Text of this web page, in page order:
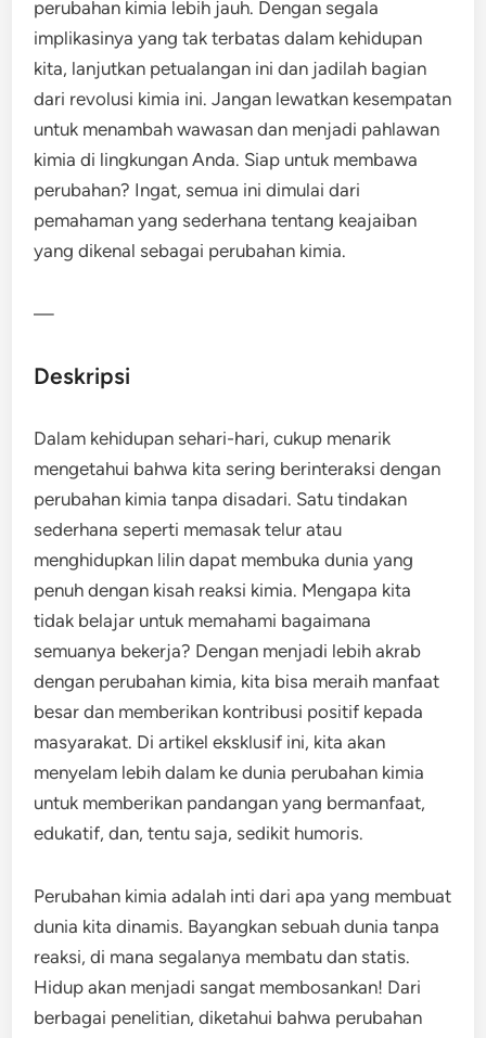
perubahan kimia lebih jauh. Dengan segala
implikasinya yang tak terbatas dalam kehidupan
kita, lanjutkan petualangan ini dan jadilah bagian
dari revolusi kimia ini. Jangan lewatkan kesempatan
untuk menambah wawasan dan menjadi pahlawan
kimia di lingkungan Anda. Siap untuk membawa
perubahan? Ingat, semua ini dimulai dari
pemahaman yang sederhana tentang keajaiban
yang dikenal sebagai perubahan kimia.
—
Deskripsi
Dalam kehidupan sehari-hari, cukup menarik
mengetahui bahwa kita sering berinteraksi dengan
perubahan kimia tanpa disadari. Satu tindakan
sederhana seperti memasak telur atau
menghidupkan lilin dapat membuka dunia yang
penuh dengan kisah reaksi kimia. Mengapa kita
tidak belajar untuk memahami bagaimana
semuanya bekerja? Dengan menjadi lebih akrab
dengan perubahan kimia, kita bisa meraih manfaat
besar dan memberikan kontribusi positif kepada
masyarakat. Di artikel eksklusif ini, kita akan
menyelam lebih dalam ke dunia perubahan kimia
untuk memberikan pandangan yang bermanfaat,
edukatif, dan, tentu saja, sedikit humoris.
Perubahan kimia adalah inti dari apa yang membuat
dunia kita dinamis. Bayangkan sebuah dunia tanpa
reaksi, di mana segalanya membatu dan statis.
Hidup akan menjadi sangat membosankan! Dari
berbagai penelitian, diketahui bahwa perubahan